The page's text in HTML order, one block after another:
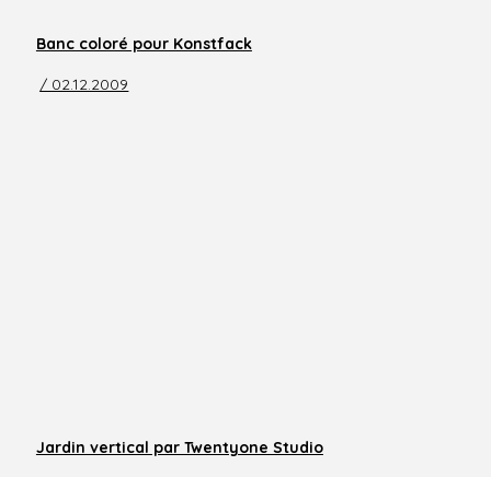
Banc coloré pour Konstfack
/ 02.12.2009
Jardin vertical par Twentyone Studio